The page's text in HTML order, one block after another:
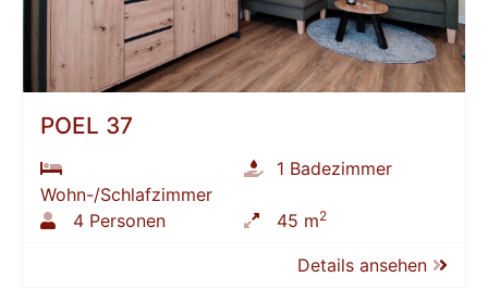
POEL 37
Wohn-/Schlafzimmer
1 Badezimmer
4 Personen 45 m2
Details ansehen